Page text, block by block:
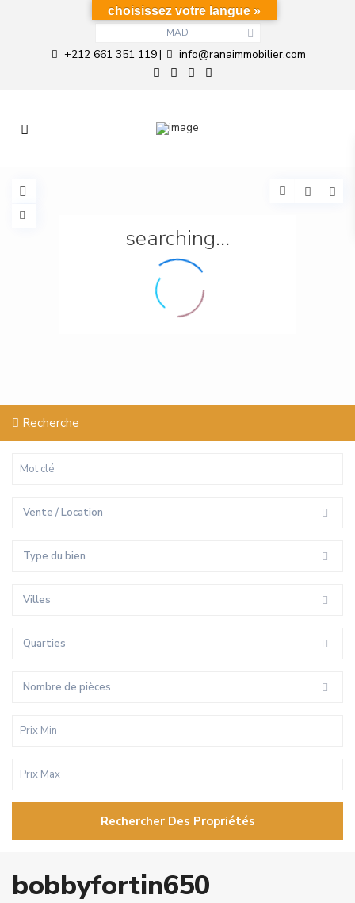
MAD
+212 661 351 119| info@ranaimmobilier.com
searching...
Recherche
Vente / Location
Type du bien
Villes
Quarties
Nombre de pièces
Rechercher Des Propriétés
bobbyfortin650
choisissez votre langue »